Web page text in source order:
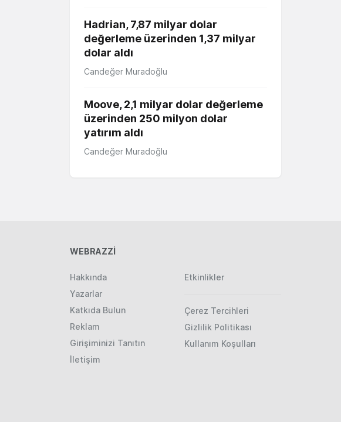
Hadrian, 7,87 milyar dolar
değerleme üzerinden 1,37 milyar
dolar aldı
Candeğer Muradoğlu
Moove, 2,1 milyar dolar değerleme
üzerinden 250 milyon dolar
yatırım aldı
Candeğer Muradoğlu
WEBRAZZİ
Hakkında
Yazarlar
Katkıda Bulun
Reklam
Girişiminizi Tanıtın
İletişim
Etkinlikler
Çerez Tercihleri
Gizlilik Politikası
Kullanım Koşulları